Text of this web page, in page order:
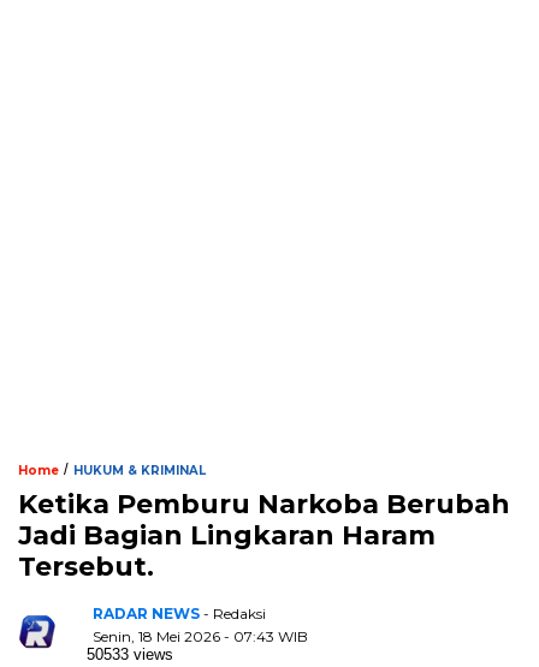
Home / HUKUM & KRIMINAL
Ketika Pemburu Narkoba Berubah
Jadi Bagian Lingkaran Haram
Tersebut.
RADAR NEWS - Redaksi
Senin, 18 Mei 2026 - 07:43 WIB
50533 views